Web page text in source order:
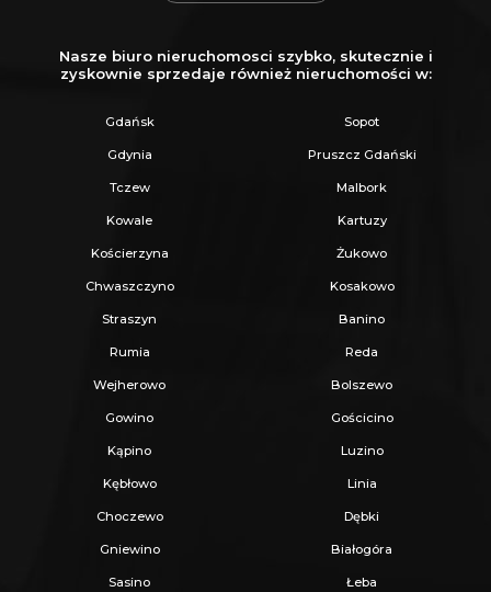
Nasze biuro nieruchomosci szybko, skutecznie i
zyskownie sprzedaje również nieruchomości w:
Gdańsk Sopot
Gdynia Pruszcz Gdański
Tczew Malbork
Kowale Kartuzy
Kościerzyna Żukowo
Chwaszczyno Kosakowo
Straszyn Banino
Rumia Reda
Wejherowo Bolszewo
Gowino Gościcino
Kąpino Luzino
Kębłowo Linia
Choczewo Dębki
Gniewino Białogóra
Sasino Łeba